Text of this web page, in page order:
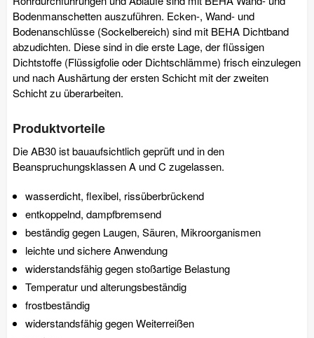
Bodenmanschetten auszuführen. Ecken-, Wand- und
Bodenanschlüsse (Sockelbereich) sind mit BEHA Dichtband
abzudichten. Diese sind in die erste Lage, der flüssigen
Dichtstoffe (Flüssigfolie oder Dichtschlämme) frisch einzulegen
und nach Aushärtung der ersten Schicht mit der zweiten
Schicht zu überarbeiten.
Produktvorteile
Die AB30 ist bauaufsichtlich geprüft und in den
Beanspruchungsklassen A und C zugelassen.
wasserdicht, flexibel, rissüberbrückend
entkoppelnd, dampfbremsend
beständig gegen Laugen, Säuren, Mikroorganismen
leichte und sichere Anwendung
widerstandsfähig gegen stoßartige Belastung
Temperatur und alterungsbeständig
frostbeständig
widerstandsfähig gegen Weiterreißen